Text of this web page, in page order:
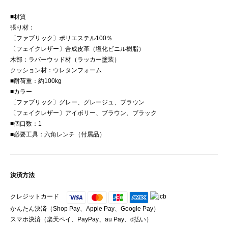
■材質
張り材：
〔ファブリック〕ポリエステル100％
〔フェイクレザー〕合成皮革（塩化ビニル樹脂）
木部：ラバーウッド材（ラッカー塗装）
クッション材：ウレタンフォーム
■耐荷重：約100kg
■カラー
〔ファブリック〕グレー、グレージュ、ブラウン
〔フェイクレザー〕アイボリー、ブラウン、ブラック
■個口数：1
■必要工具：六角レンチ（付属品）
決済方法
クレジットカード
かんたん決済（Shop Pay、Apple Pay、Google Pay）
スマホ決済（楽天ペイ、PayPay、au Pay、d払い）